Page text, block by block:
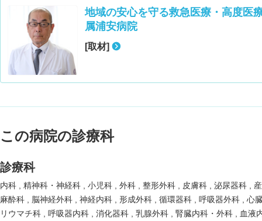
地域の安心を守る救急医療・高度
属浦安病院
[取材]
この病院の診療科
診療科
内科 精神科・神経科 小児科 外科 整形外科 皮膚科 泌尿器科
麻酔科
脳神経外科 神経内科 形成外科 循環器科 呼吸器外科
心
リウマチ科
呼吸器内科 消化器科 乳腺外科 腎臓内科・外科
血液